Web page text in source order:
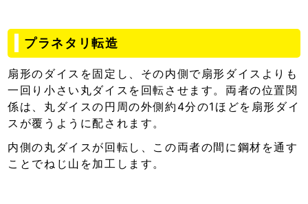
プラネタリ転造
扇形のダイスを固定し、その内側で扇形ダイスよりも
一回り小さい丸ダイスを回転させます。両者の位置関
係は、丸ダイスの円周の外側約4分の1ほどを扇形ダイ
スが覆うように配されます。
内側の丸ダイスが回転し、この両者の間に鋼材を通す
ことでねじ山を加工します。